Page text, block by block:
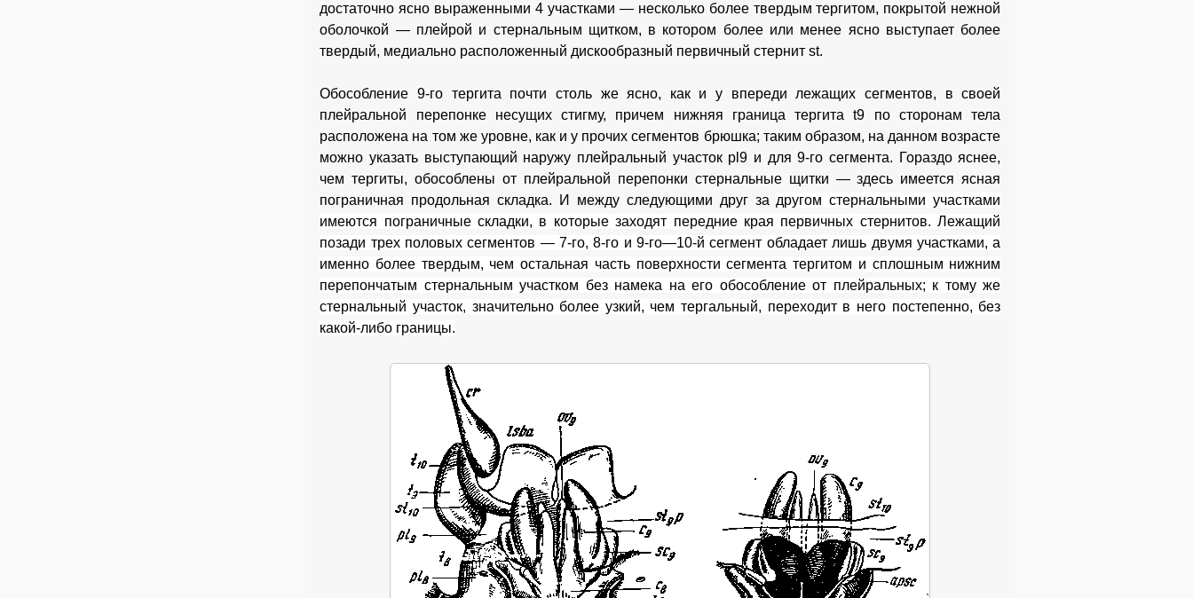
достаточно ясно выраженными 4 участками — несколько более твердым тергитом, покрытой нежной
оболочкой — плейрой и стернальным щитком, в котором более или менее ясно выступает более
твердый, медиально расположенный дискообразный первичный стернит st.
Обособление 9-го тергита почти столь же ясно, как и у впереди лежащих сегментов, в своей
плейральной перепонке несущих стигму, причем нижняя граница тергита t9 по сторонам тела
расположена на том же уровне, как и у прочих сегментов брюшка; таким образом, на данном возрасте
можно указать выступающий наружу плейральный участок pl9 и для 9-го сегмента. Гораздо яснее,
чем тергиты, обособлены от плейральной перепонки стернальные щитки — здесь имеется ясная
пограничная продольная складка. И между следующими друг за другом стернальными участками
имеются пограничные складки, в которые заходят передние края первичных стернитов. Лежащий
позади трех половых сегментов — 7-го, 8-го и 9-го—10-й сегмент обладает лишь двумя участками, а
именно более твердым, чем остальная часть поверхности сегмента тергитом и сплошным нижним
перепончатым стернальным участком без намека на его обособление от плейральных; к тому же
стернальный участок, значительно более узкий, чем тергальный, переходит в него постепенно, без
какой-либо границы.